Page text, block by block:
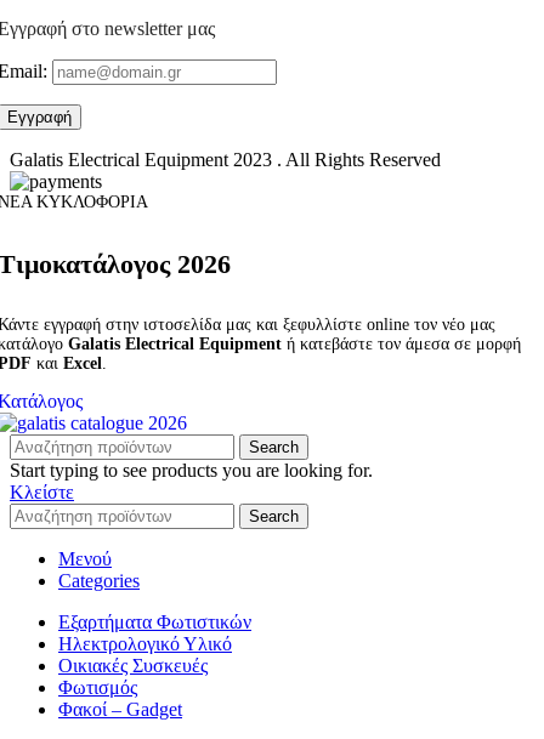
στο newsletter μας
Galatis Electrical Equipment2023 . All Rights Reserved
ΚΥΚΛΟΦΟΡΙΑ
2026
εγγραφή στην ιστοσελίδα μας και ξεφυλλίστε online τον νέο μας
Galatis Electrical Equipment ή κατεβάστε τον άμεσα σε μορφή
και Excel
Search
Start typing to see products you are looking for.
Κλείστε
Search
Μενού
Categories
Εξαρτήματα Φωτιστικών
Ηλεκτρολογικό Υλικό
Οικιακές Συσκευές
Φωτισμός
Φακοί – Gadget